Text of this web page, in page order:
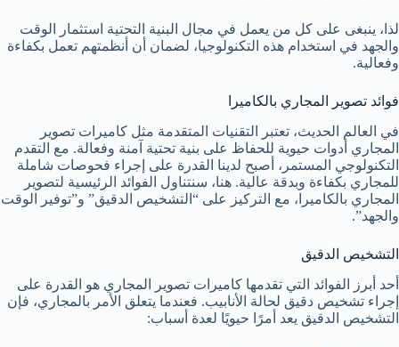
لذا، ينبغى على كل من يعمل في مجال البنية التحتية استثمار الوقت
والجهد في استخدام هذه التكنولوجيا، لضمان أن أنظمتهم تعمل بكفاءة
وفعالية.
فوائد تصوير المجاري بالكاميرا
في العالم الحديث، تعتبر التقنيات المتقدمة مثل كاميرات تصوير
المجاري أدوات حيوية للحفاظ على بنية تحتية آمنة وفعالة. مع التقدم
التكنولوجي المستمر، أصبح لدينا القدرة على إجراء فحوصات شاملة
للمجاري بكفاءة وبدقة عالية. هنا، سنتناول الفوائد الرئيسية لتصوير
المجاري بالكاميرا، مع التركيز على “التشخيص الدقيق” و”توفير الوقت
والجهد”.
التشخيص الدقيق
أحد أبرز الفوائد التي تقدمها كاميرات تصوير المجاري هو القدرة على
إجراء تشخيص دقيق لحالة الأنابيب. فعندما يتعلق الأمر بالمجاري، فإن
التشخيص الدقيق يعد أمرًا حيويًا لعدة أسباب: